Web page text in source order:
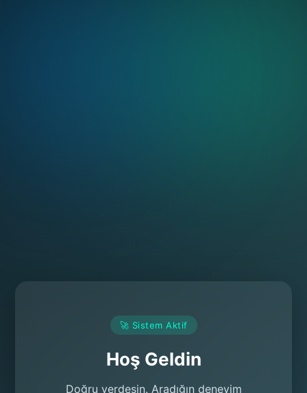
🚀 Sistem Aktif
Hoş Geldin
Doğru yerdesin. Aradığın deneyim